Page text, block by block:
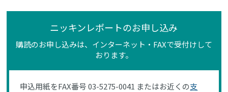
ニッキンレポートのお申し込み
購読のお申し込みは、インターネット・FAXで受付けして
おります。
申込用紙をFAX番号 03-5275-0041 またはお近くの支